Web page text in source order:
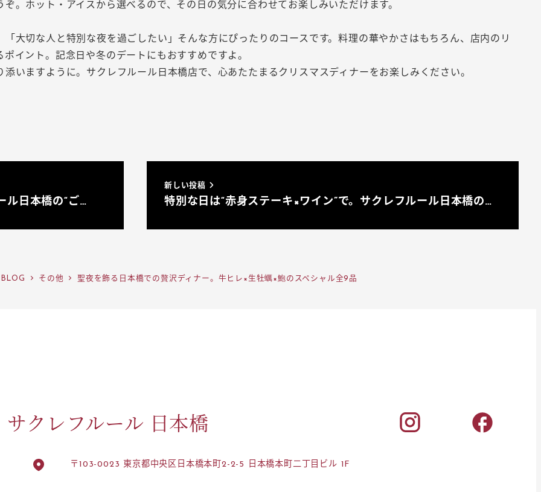
。ホット・アイスから選べるので、その日の気分に合わせてお楽しみいただけます。
大切な人と特別な夜を過ごしたい」そんな方にぴったりのコースです。料理の華やかさはもちろん、店内のリ
イント。記念日や冬のデートにもおすすめですよ。
いますように。サクレフルール日本橋店で、心あたたまるクリスマスディナーをお楽しみください。
ル日本橋の“ご…
新しい投稿
特別な日は“赤身ステーキ×ワイン”で。サクレフルール日本橋の…
BLOG その他 聖夜を飾る日本橋での贅沢ディナー。牛ヒレ×生牡蠣×鮑のスペシャル全9品
サクレフルール 日本橋
〒103-0023 東京都中央区日本橋本町2-2-5 日本橋本町二丁目ビル 1F